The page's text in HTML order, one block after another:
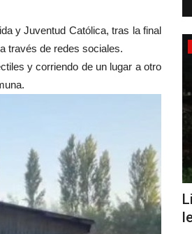
y Juventud Católica, tras la final
través de redes sociales.
y corriendo de un lugar a otro
confirma suspensión en
concejal...